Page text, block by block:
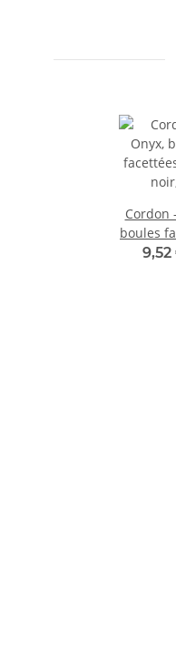
Cordon
boules
4 mm